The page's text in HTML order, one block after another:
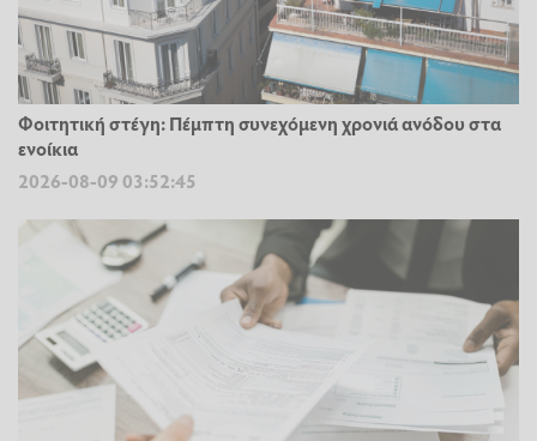
Φοιτητική στέγη: Πέμπτη συνεχόμενη χρονιά ανόδου στα
ενοίκια
2026-08-09 03:52:45